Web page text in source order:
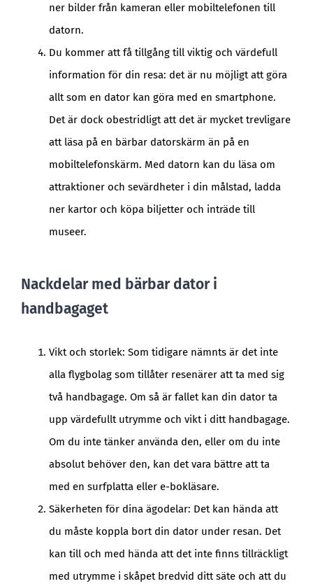
ner bilder från kameran eller mobiltelefonen till
datorn.
Du kommer att få tillgång till viktig och värdefull
information för din resa: det är nu möjligt att göra
allt som en dator kan göra med en smartphone.
Det är dock obestridligt att det är mycket trevligare
att läsa på en bärbar datorskärm än på en
mobiltelefonskärm. Med datorn kan du läsa om
attraktioner och sevärdheter i din målstad, ladda
ner kartor och köpa biljetter och inträde till
museer.
Nackdelar med bärbar dator i
handbagaget
Vikt och storlek: Som tidigare nämnts är det inte
alla flygbolag som tillåter resenärer att ta med sig
två handbagage. Om så är fallet kan din dator ta
upp värdefullt utrymme och vikt i ditt handbagage.
Om du inte tänker använda den, eller om du inte
absolut behöver den, kan det vara bättre att ta
med en surfplatta eller e-bokläsare.
Säkerheten för dina ägodelar: Det kan hända att
du måste koppla bort din dator under resan. Det
kan till och med hända att det inte finns tillräckligt
med utrymme i skåpet bredvid ditt säte och att du